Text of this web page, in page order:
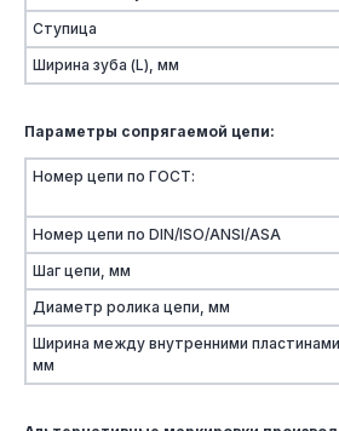
Ступица
Ширина зуба (L), мм
Параметры сопрягаемой цепи:
Номер цепи по ГОСТ:
Номер цепи по DIN/ISO/ANSI/ASA
Шаг цепи, мм
Диаметр ролика цепи, мм
Ширина между внутренними
мм